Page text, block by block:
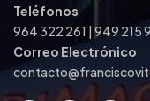
Teléfonos
964 322 261 | 949 215
Correo Electrónico